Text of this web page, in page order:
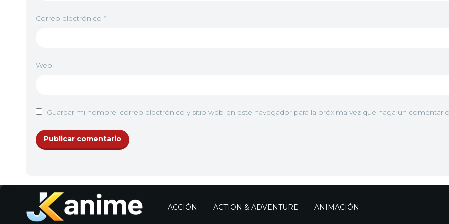
Correo electrónico *
Web
Guardar mi nombre, correo electrónico y sitio web en este navegador para la próxima vez que haga un
ACCIÓN ACTION & ADVENTURE ANIMACIÓN